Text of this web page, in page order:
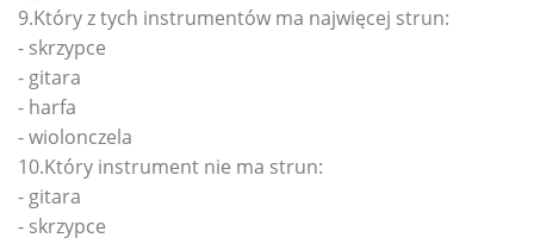
9.Który z tych instrumentów ma najwięcej strun:
- skrzypce
- gitara
- harfa
- wiolonczela
10.Który instrument nie ma strun:
- gitara
- skrzypce